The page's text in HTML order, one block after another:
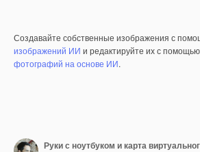
Создавайте собственные изображения с
изображений ИИ и редактируйте их с
фотографий на основе ИИ.
Руки с ноутбуком и карта